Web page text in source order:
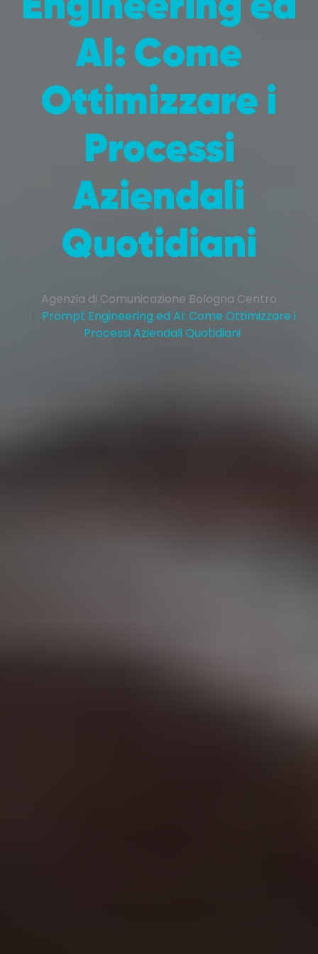
AI: Come
Ottimizzare i
Processi
Aziendali
Quotidiani
Agenzia di Comunicazione Bologna Centro
Prompt Engineering ed AI: Come Ottimizzare i
Processi Aziendali Quotidiani